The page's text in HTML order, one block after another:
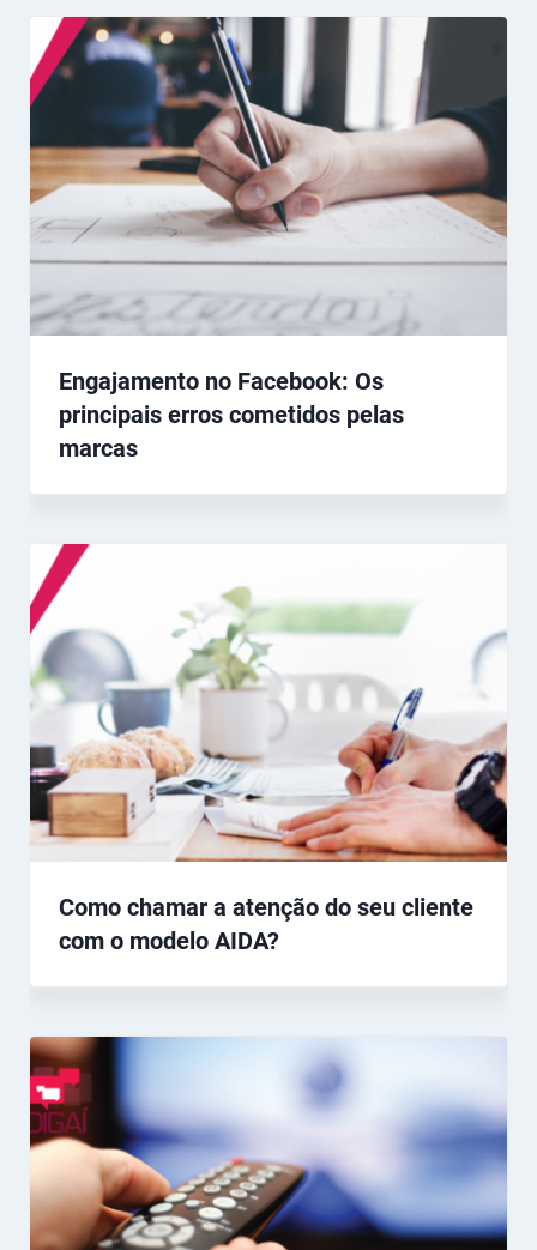
Engajamento no Facebook: Os
principais erros cometidos pelas
marcas
Como chamar a atenção do seu cliente
com o modelo AIDA?